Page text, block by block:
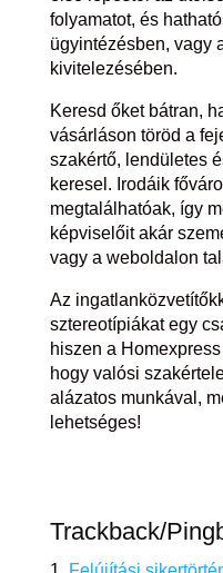
folyamatot, és
ügyintézésben, vagy
kivitelezésében.
Keresd őket bátran,
vásárláson töröd a
szakértő, lendületes
keresel. Irodáik
megtalálhatóak, így
képviselőit akár
vagy a weboldalon
Az
sztereotípiákat egy
hiszen a
hogy valósi
alázatos munkával,
lehetséges!
Trackback/